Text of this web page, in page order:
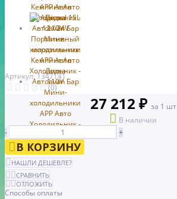
Артикул: 1347141
(0)
27 212 ₽ за 1 шт
В наличии
-
+
В КОРЗИНУ
НАШЛИ ДЕШЕВЛЕ?
СРАВНИТЬ
ОТЛОЖИТЬ
Способы оплаты